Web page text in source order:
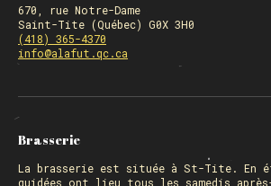
670, rue Notre-Dame
Saint-Tite (Québec) G0X 3H0
(418) 365-4370
info@alafut.qc.ca
Brasserie
La brasserie est située à St-Tite. En
guidées ont lieu tous les samedis